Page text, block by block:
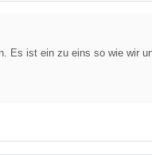
Es ist ein zu eins so wie wir